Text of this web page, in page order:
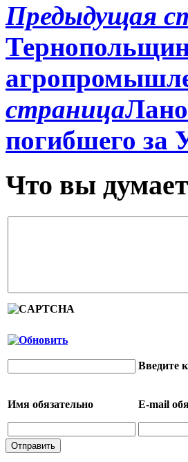
Предыдущая
страница
погибшего за
Что вы
Введите
Имя обязательно E-mail